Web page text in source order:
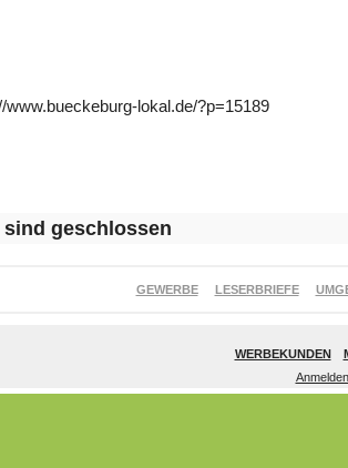
www.bueckeburg-lokal.de/?p=15189
geschlossen
GEWERBE LESERBRIEFE
WERBEKUNDEN
Anmelden